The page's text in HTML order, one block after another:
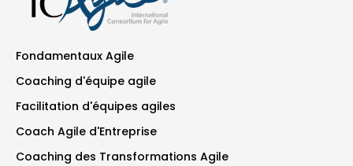
Fondamentaux Agile
Coaching d'équipe agile
Facilitation d'équipes agiles
Coach Agile d'Entreprise
Coaching des Transformations Agile